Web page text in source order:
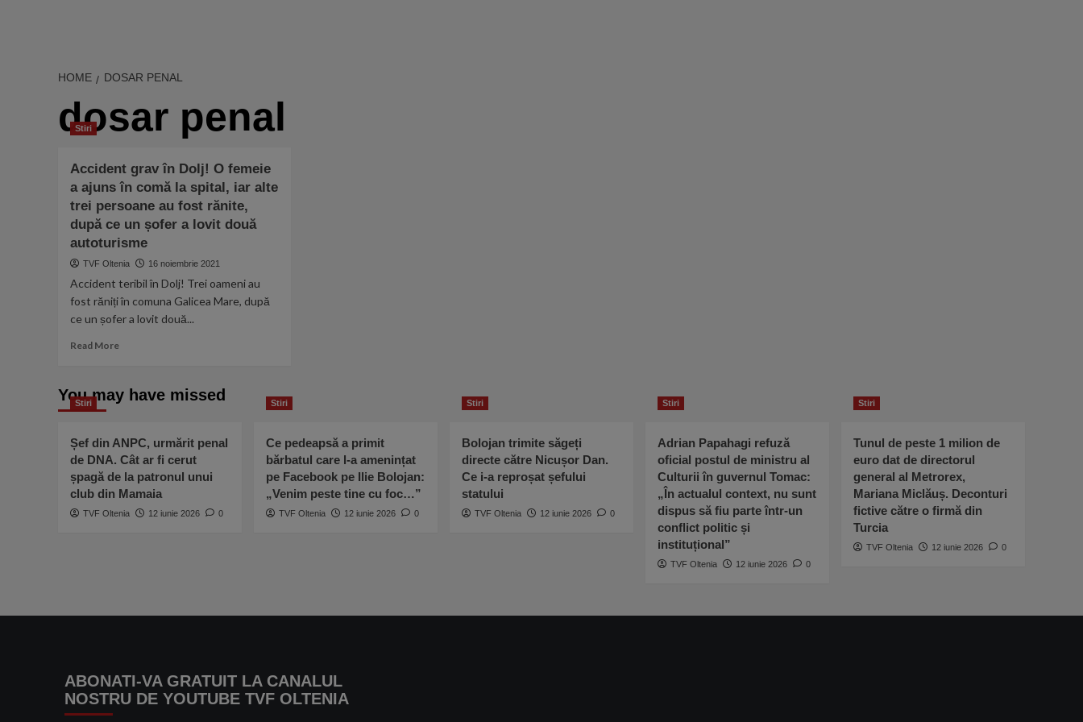
HOME DOSAR PENAL
dosar penal
Stiri
Accident grav în Dolj! O femeie
a ajuns în comă la spital, iar alte
trei persoane au fost rănite,
după ce un șofer a lovit două
autoturisme
TVF Oltenia 16 noiembrie 2021
Accident teribil în Dolj! Trei oameni au
fost răniți în comuna Galicea Mare, după
ce un șofer a lovit două...
Read MoreRead
Accident
grav
O
femeie
a
ajuns
în
persoane
după
ce
You may have missed
Stiri
Șef din ANPC, urmărit penal
de DNA. Cât ar fi cerut
șpagă de la patronul unui
club din Mamaia
TVF Oltenia 12 iunie 2026 0
Stiri
Ce pedeapsă a primit
bărbatul care l-a amenințat
pe Facebook pe Ilie Bolojan:
„Venim peste tine cu foc…”
TVF Oltenia 12 iunie 2026 0
Stiri
Bolojan trimite săgeți
directe către Nicușor Dan.
Ce i-a reproșat șefului
statului
TVF Oltenia 12 iunie 2026 0
Stiri
Adrian Papahagi refuză
oficial postul de ministru al
Culturii în guvernul Tomac:
„În actualul context, nu sunt
dispus să fiu parte într-un
conflict politic și
instituțional”
TVF Oltenia 12 iunie 2026 0
Stiri
Tunul de peste 1 milion de
euro dat de directorul
general al Metrorex,
Mariana Miclăuș. Deconturi
fictive către o firmă din
Turcia
TVF Oltenia 12 iunie 2026 0
ABONATI-VA GRATUIT LA CANALUL
NOSTRU DE YOUTUBE TVF OLTENIA